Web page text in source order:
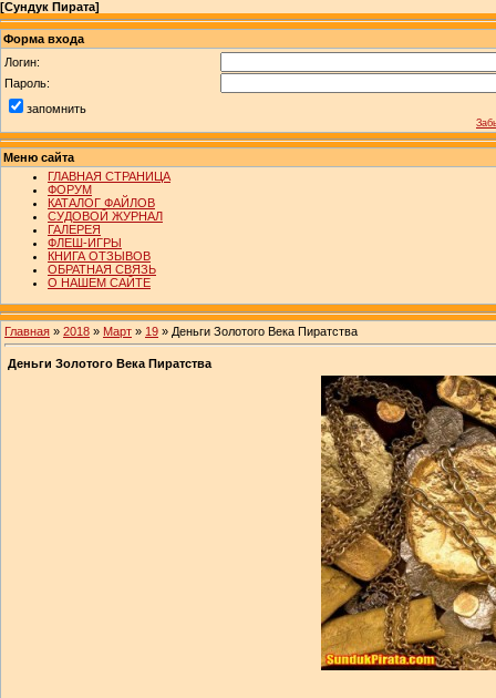
[Сундук Пирата]
Форма входа
Логин:
Пароль:
запомнить
Меню сайта
ГЛАВНАЯ СТРАНИЦА
ФОРУМ
КАТАЛОГ ФАЙЛОВ
СУДОВОЙ ЖУРНАЛ
ГАЛЕРЕЯ
ФЛЕШ-ИГРЫ
КНИГА ОТЗЫВОВ
ОБРАТНАЯ СВЯЗЬ
О НАШЕМ САЙТЕ
Главная » 2018 » Март » 19 » Деньги Золотого Века Пиратства
Деньги Золотого Века Пиратства